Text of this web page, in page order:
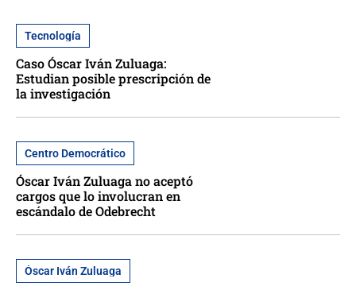
Tecnología
Caso Óscar Iván Zuluaga:
Estudian posible prescripción de
la investigación
Centro Democrático
Óscar Iván Zuluaga no aceptó
cargos que lo involucran en
escándalo de Odebrecht
Óscar Iván Zuluaga